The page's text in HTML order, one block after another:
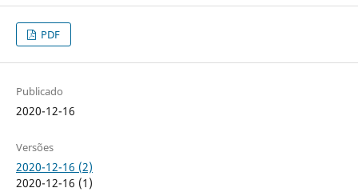
PDF
Publicado
2020-12-16
Versões
2020-12-16 (2)
2020-12-16 (1)